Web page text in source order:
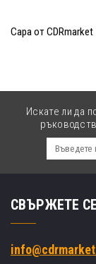
Сара от CDRmarket
Искате ли да
СВЪРЖЕТЕ